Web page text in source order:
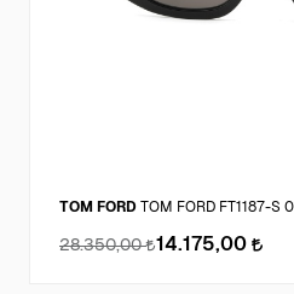
TOM FORD TOM FORD FT1187-S
28.350,00 14.175,00